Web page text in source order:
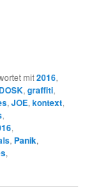
mit2016,
DOSK,graffiti,
,JOE,kontext,
,
,
, Panik,
,